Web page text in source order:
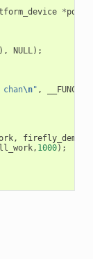
*pdev
NULL);
\n" ,
,
, 1000);